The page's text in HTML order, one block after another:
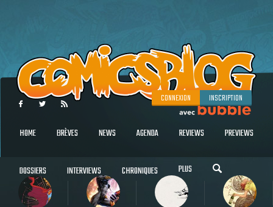
CONNEXION INSCRIPTION
HOME BRÈVES NEWS AGENDA REVIEWS PREVIEWS
DOSSIERS INTERVIEWS CHRONIQUES PLUS